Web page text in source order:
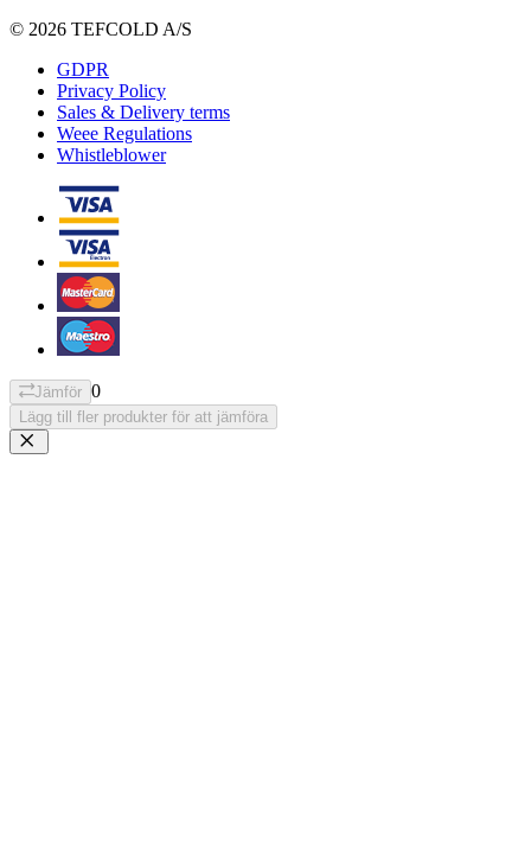
© 2026 TEFCOLD A/S
GDPR
Privacy Policy
Sales & Delivery terms
Weee Regulations
Whistleblower
Jämför 0
Lägg till fler produkter för att jämföra